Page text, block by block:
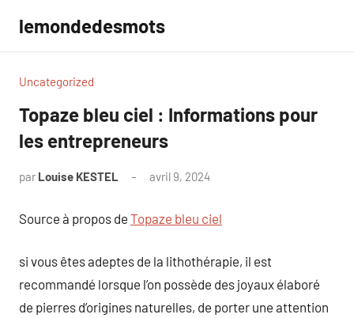
contenu
lemondedesmots
Uncategorized
Topaze bleu ciel : Informations pour
les entrepreneurs
par Louise KESTEL avril 9, 2024
Source à propos de Topaze bleu ciel
si vous êtes adeptes de la lithothérapie, il est
recommandé lorsque l’on possède des joyaux élaboré
de pierres d’origines naturelles, de porter une attention